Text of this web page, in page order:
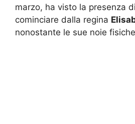
marzo, ha visto la presenza
cominciare dalla regina
nonostante le sue noie